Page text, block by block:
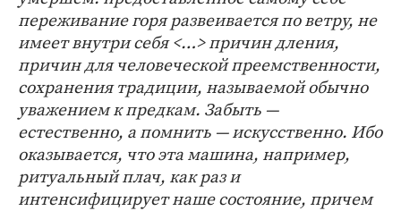
переживание горя развеивается по ветру, не
имеет внутри себя <…> причин дления,
причин для человеческой преемственности,
сохранения традиции, называемой обычно
уважением к предкам. Забыть —
естественно, а помнить — искусственно. Ибо
оказывается, что эта машина, например,
ритуальный плач, как раз и
интенсифицирует наше состояние, причем